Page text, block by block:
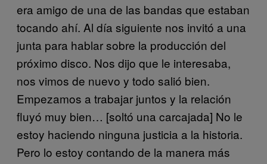
era amigo de una de las bandas que estaban
tocando ahí. Al día siguiente nos invitó a una
junta para hablar sobre la producción del
próximo disco. Nos dijo que le interesaba,
nos vimos de nuevo y todo salió bien.
Empezamos a trabajar juntos y la relación
fluyó muy bien… [soltó una carcajada] No le
estoy haciendo ninguna justicia a la historia.
Pero lo estoy contando de la manera más